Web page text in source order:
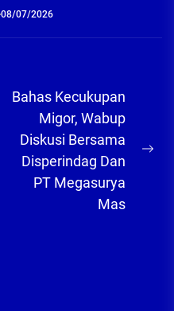
08/07/2026
Bahas Kecukupan
Migor, Wabup
Diskusi Bersama
Disperindag Dan
PT Megasurya
Mas